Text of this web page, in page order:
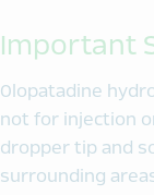
Important
Olopatadine
not for injection
dropper tip and
surrounding